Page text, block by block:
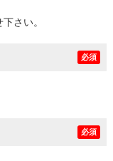
さい。
必須
必須